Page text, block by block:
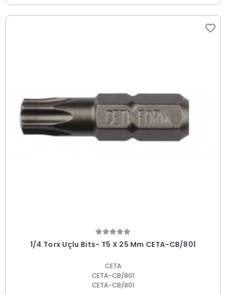
Sepete Ekle
1/4 Torx Uçlu Bits- T5 X 25 Mm CETA-CB/801
CETA
CETA-CB/801
CETA-CB/801